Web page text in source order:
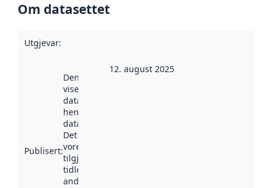
Om datasettet
Utgjevar:
Publisert:
Denne datoen
viser når
datasettet vart
henta inn av
data.norge.no.
Det kan ha
vore
tilgjengeleg
tidlegare
andre stader.
12. august 2025